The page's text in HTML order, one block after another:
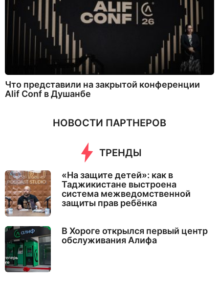
Что представили на закрытой конференции
Alif Conf в Душанбе
НОВОСТИ ПАРТНЕРОВ
ТРЕНДЫ
«На защите детей»: как в
Таджикистане выстроена
система межведомственной
защиты прав ребёнка
В Хороге открылся первый центр
обслуживания Алифа